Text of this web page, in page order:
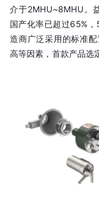
介于2MHU~8MHU。
国产化率已超过65%
造商广泛采用的标准
高等因素，首款产品选